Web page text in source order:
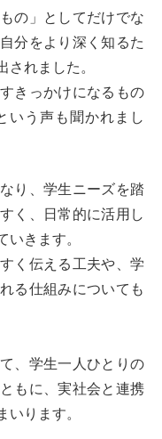
の」としてだけでな
分をより深く知るた
されました。
きっかけになるもの
いう声も聞かれまし
り、学生ニーズを踏
く、日常的に活用し
いきます。
く伝える工夫や、学
る仕組みについても
、学生一人ひとりの
もに、実社会と連携
いります。